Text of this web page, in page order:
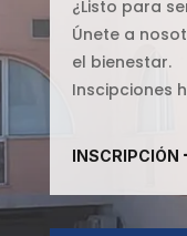
¿Listo para
Únete a
el bienestar.
Inscipciones
INSCRIPCIÓN